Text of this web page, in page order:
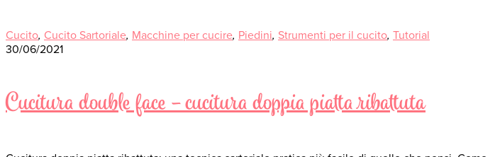
Cucito, Cucito Sartoriale, Macchine per cucire, Piedini, Strumenti per il cucito, Tutorial
30/06/2021
Cucitura double face – cucitura doppia piatta ribattuta